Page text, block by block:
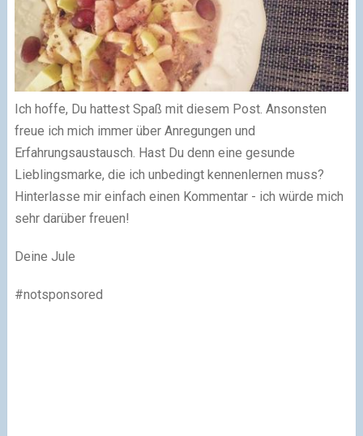
Ich hoffe, Du hattest Spaß mit diesem Post. Ansonsten
freue ich mich immer über Anregungen und
Erfahrungsaustausch. Hast Du denn eine gesunde
Lieblingsmarke, die ich unbedingt kennenlernen muss?
Hinterlasse mir einfach einen Kommentar - ich würde mich
sehr darüber freuen!
Deine Jule
#notsponsored